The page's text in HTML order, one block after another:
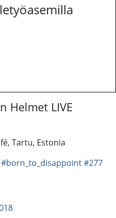
Helmet LIVE
Tartu, Estonia
#born_to_disappoint#277